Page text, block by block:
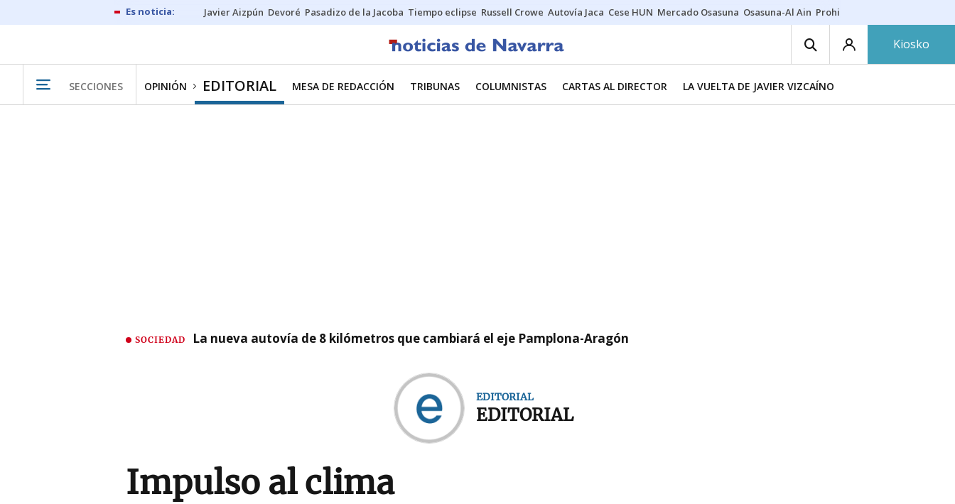
Javier Aizpún Devoré Pasadizo de la Jacoba Tiempo eclipse Russell Crowe Autovía Jaca Cese HUN Mercado Osasuna Osasuna-Al Ain Prohibiciones eclipse
Kiosko
SECCIONES OPINIÓN EDITORIAL MESA DE REDACCIÓN TRIBUNAS COLUMNISTAS CARTAS AL DIRECTOR LA VUELTA DE JAVIER VIZCAÍNO
SOCIEDAD La nueva autovía de 8 kilómetros que cambiará el eje Pamplona-Aragón
EDITORIAL
EDITORIAL
Impulso al clima